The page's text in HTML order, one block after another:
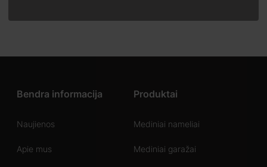
Bendra informacija
Naujienos
Apie mus
Produktai
Mediniai nameliai
Mediniai garažai